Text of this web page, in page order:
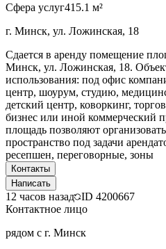
Сфера услуг415.1 м²
г. Минск, ул. Ложинская, 18
Сдается в аренду помещение
Минск, ул. Ложинская, 18.
использования: под офис
центр, шоурум, студию,
детский центр, коворкинг,
бизнес или иной коммерческий
площадь позволяют
пространство под задачи
ресепшен, переговорные, зоны
Контакты
Написать
12 часов назад ID 4200667
Контактное лицо
рядом с г. Минск